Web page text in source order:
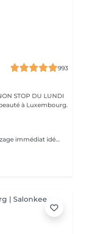
993
STOP DU LUNDI
Ce service est vraiment top pour un bronzage immédiat idéal avant vos vacances ou avant une soirée ;) Nous vous conseillons de faire un gommage la veille du soin et de porter des vêtements amples noirs. Selon votre peau, cela tient environ 1 semaine à 10 Jours! AVANT Exfolier votre peau en profondeur, puis hydrater généreusement 24h avant d'appliquer votre autobronzant, en insistant bien sur les coudes, genoux, chevilles et les zones sensibles. Épiler ou raser dans les 48h avant application afin que les pores de la peau soient fermés. Des points noirs pourraient apparaître si votre peau n'est pas nette lors de l'application. Ne pas appliquer de crème hydratante, parfum, déodorant ou maquillage le jour même de l'application cela pourrait obstruer les pores de la peau et faire apparaître des points noirs. APRÈS Porter des vêtement amples de couleur foncée les vêtements près du corps ou sous-vêtements pourraient faire des marques, porter des chaussures larges. Hydrater quotidiennement votre peau les jours suivant l'application ou utiliser un autobronzant progressif pour entretenir votre bronzage et le faire durer plus longtemps. Après 5 jours, exfolier quotidiennement votre peau à l'aide d'un exfoliant doux afin d'aider votre peau à absorber plus facilement votre crème hydratante, et garder un joli bronzage. Cela permet aussi au bronzage de s'estomper progressivement et uniformément.